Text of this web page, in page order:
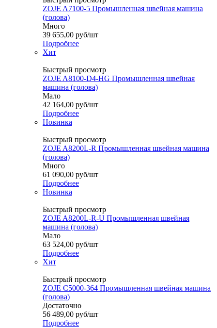
ZOJE A7100-5 Промышленная швейная машина
(голова)
Много
39 655,00 руб/шт
Подробнее
Хит
Быстрый просмотр
ZOJE A8100-D4-HG Промышленная швейная
машина (голова)
Мало
42 164,00 руб/шт
Подробнее
Новинка
Быстрый просмотр
ZOJE A8200L-R Промышленная швейная машина
(голова)
Много
61 090,00 руб/шт
Подробнее
Новинка
Быстрый просмотр
ZOJE A8200L-R-U Промышленная швейная
машина (голова)
Мало
63 524,00 руб/шт
Подробнее
Хит
Быстрый просмотр
ZOJE C5000-364 Промышленная швейная машина
(голова)
Достаточно
56 489,00 руб/шт
Подробнее